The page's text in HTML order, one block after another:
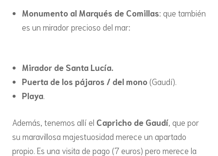
Monumento al Marqués de Comillas: que también
es un mirador precioso del mar:
Mirador de Santa Lucía.
Puerta de los pájaros / del mono(Gaudí).
Playa
Además, tenemos allí el Capricho de Gaudí , que por
su maravillosa majestuosidad merece un apartado
propio. Es una visita de pago (7 euros) pero merece la